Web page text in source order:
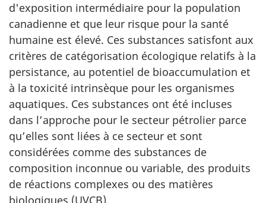
d'exposition intermédiaire pour la population
canadienne et que leur risque pour la santé
humaine est élevé. Ces substances satisfont aux
critères de catégorisation écologique relatifs à la
persistance, au potentiel de bioaccumulation et
à la toxicité intrinsèque pour les organismes
aquatiques. Ces substances ont été incluses
dans l’approche pour le secteur pétrolier parce
qu’elles sont liées à ce secteur et sont
considérées comme des substances de
composition inconnue ou variable, des produits
de réactions complexes ou des matières